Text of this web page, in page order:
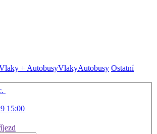
+ AutobusyVlakyAutobusy Ostatní
15:00